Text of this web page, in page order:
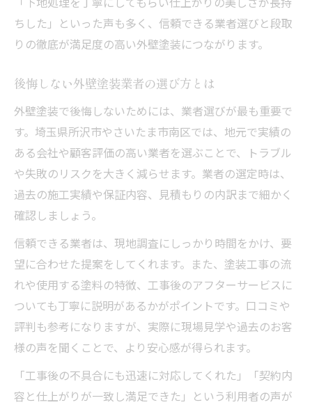
ちした」といった声も多く、信頼できる業者選びと段取
りの徹底が満足度の高い外壁塗装につながります。
後悔しない外壁塗装業者の選び方とは
外壁塗装で後悔しないためには、業者選びが最も重要で
す。埼玉県所沢市やさいたま市南区では、地元で実績の
ある会社や顧客評価の高い業者を選ぶことで、トラブル
や失敗のリスクを大きく減らせます。業者の選定時は、
過去の施工実績や保証内容、見積もりの内訳まで細かく
確認しましょう。
信頼できる業者は、現地調査にしっかり時間をかけ、要
望に合わせた提案をしてくれます。また、塗装工事の流
れや使用する塗料の特徴、工事後のアフターサービスに
ついても丁寧に説明があるかがポイントです。口コミや
評判も参考になりますが、実際に現場見学や過去のお客
様の声を聞くことで、より安心感が得られます。
「工事後の不具合にも迅速に対応してくれた」「契約内
容と仕上がりが一致し満足できた」という利用者の声が